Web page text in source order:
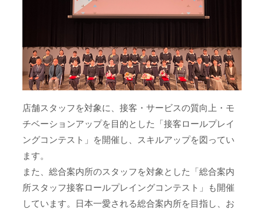
店舗スタッフを対象に、接客・サービスの質向上・モ
チベーションアップを目的とした「接客ロールプレイ
ングコンテスト」を開催し、スキルアップを図ってい
ます。
また、総合案内所のスタッフを対象とした「総合案内
所スタッフ接客ロールプレイングコンテスト」も開催
しています。日本一愛される総合案内所を目指し、お